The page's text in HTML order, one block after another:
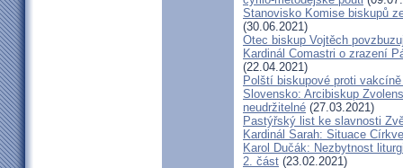
Stanovisko Komise biskupů
(30.06.2021)
Otec biskup Vojtěch
Kardinál Comastri o zrazení
(22.04.2021)
Polští biskupové proti
Slovensko: Arcibiskup
neudržitelné (27.03.2021)
Pastýřský list ke slavnosti
Kardinál Sarah: Situace
Karol Dučák: Nezbytnost
2. část (23.02.2021)